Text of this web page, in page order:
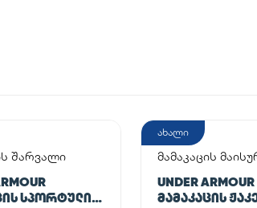
შარვალი
ᲡᲞᲝᲠᲢᲣᲚᲘ
ახალი
მამაკაცის
UNDER ARMOUR
ᲛᲐᲛᲐᲙᲐᲪᲘᲡ